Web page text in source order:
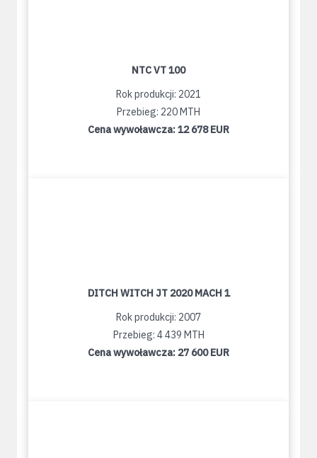
NTC VT 100
Rok produkcji: 2021
Przebieg: 220 MTH
Cena wywoławcza:12 678 EUR
DITCH WITCH JT 2020 MACH 1
Rok produkcji: 2007
Przebieg: 4 439 MTH
Cena wywoławcza: 27 600 EUR